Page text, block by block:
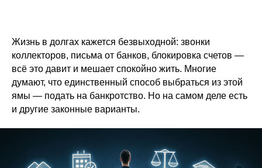
Жизнь в долгах кажется безвыходной: звонки
коллекторов, письма от банков, блокировка счетов —
всё это давит и мешает спокойно жить. Многие
думают, что единственный способ выбраться из этой
ямы — подать на банкротство. Но на самом деле есть
и другие законные варианты.